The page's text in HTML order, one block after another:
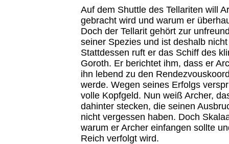
Auf dem Shuttle des Tellariten will
gebracht wird und warum er
Doch der Tellarit gehört zur
seiner Spezies und ist deshalb
Stattdessen ruft er das Schiff des
Goroth. Er berichtet ihm, dass er
ihn lebend zu den
werde. Wegen seines Erfolgs
volle Kopfgeld. Nun weiß Archer,
dahinter stecken, die seinen
nicht vergessen haben. Doch
warum er Archer einfangen sollte
Reich verfolgt wird.